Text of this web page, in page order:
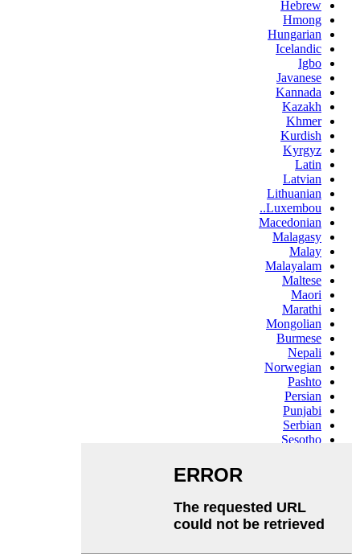
Hebrew
Hmong
Hungarian
Icelandic
Igbo
Javanese
Kannada
Kazakh
Khmer
Kurdish
Kyrgyz
Latin
Latvian
Lithuanian
Luxembou..
Macedonian
Malagasy
Malay
Malayalam
Maltese
Maori
Marathi
Mongolian
Burmese
Nepali
Norwegian
Pashto
Persian
Punjabi
Serbian
Sesotho
Samoan
Scots Gaelic